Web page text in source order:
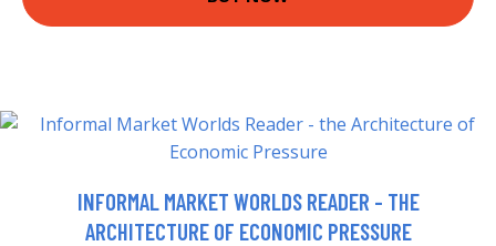
INFORMAL MARKET WORLDS READER - THE
ARCHITECTURE OF ECONOMIC PRESSURE